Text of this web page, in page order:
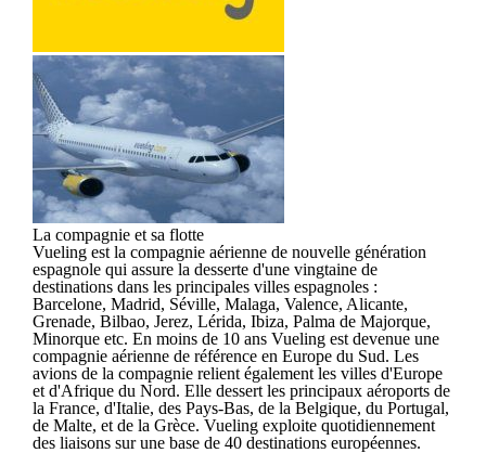
La compagnie et sa flotte
Vueling est la compagnie aérienne de nouvelle génération
espagnole qui assure la desserte d'une vingtaine de
destinations dans les principales villes espagnoles :
Barcelone, Madrid, Séville, Malaga, Valence, Alicante,
Grenade, Bilbao, Jerez, Lérida, Ibiza, Palma de Majorque,
Minorque etc. En moins de 10 ans Vueling est devenue une
compagnie aérienne de référence en Europe du Sud. Les
avions de la compagnie relient également les villes d'Europe
et d'Afrique du Nord. Elle dessert les principaux aéroports de
la France, d'Italie, des Pays-Bas, de la Belgique, du Portugal,
de Malte, et de la Grèce. Vueling exploite quotidiennement
des liaisons sur une base de 40 destinations européennes.